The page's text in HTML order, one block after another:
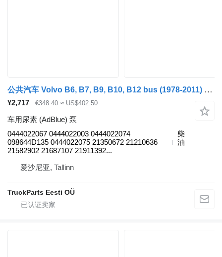
公共汽车 Volvo B6, B7, B9, B10, B12 bus (1978-2011) 的 车用尿素 (AdBlue) 泵 VOLVO,BOSCH 0444022067
¥2,717 €348.40 ≈ US$402.50
车用尿素 (AdBlue) 泵
0444022067 0444022003 0444022074
098644D135 0444022075 21350672 21210636
21582902 21687107 21911392...
柴
油
爱沙尼亚, Tallinn
TruckParts Eesti OÜ